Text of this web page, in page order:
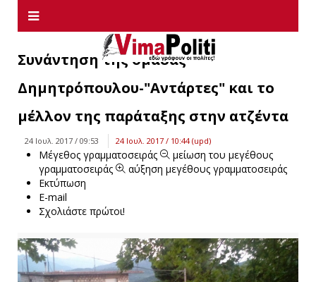
Συνάντηση της ομάδας
Δημητρόπουλου-"Αντάρτες" και το
μέλλον της παράταξης στην ατζέντα
24 Ιουλ. 2017 / 09:53 24 Ιουλ. 2017 / 10:44 (upd)
Μέγεθος γραμματοσειράς
μείωση του μεγέθους
γραμματοσειράς
αύξηση μεγέθους γραμματοσειράς
Εκτύπωση
E-mail
Σχολιάστε πρώτοι!